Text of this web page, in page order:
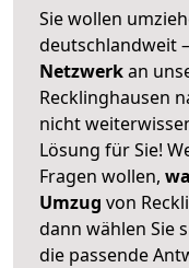
Sie wollen
deutschlandweit
Netzwerkan
Recklinghausen
nicht
Lösung für Sie!
Fragen wollen,
Umzug von
dann wählen Sie
die passende